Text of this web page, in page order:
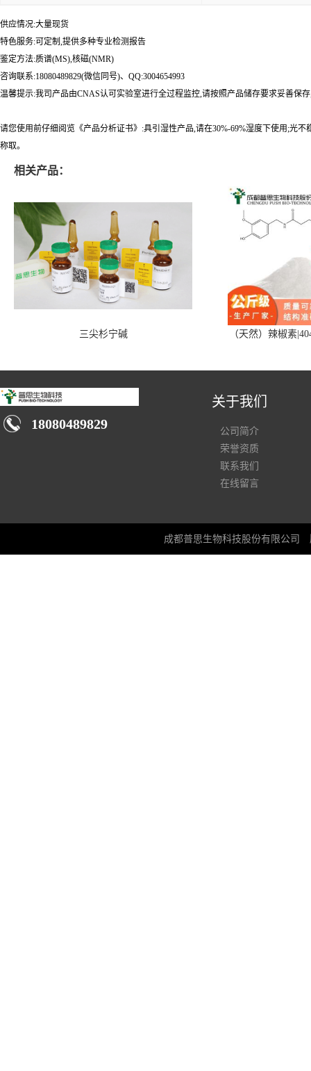
供应情况:大量现货
特色服务:可定制,提供多种专业检测报告
鉴定方法:质谱(MS),核磁(NMR)
咨询联系:18080489829(微信同号)、QQ:3004654993
温馨提示:我司产品由CNAS认可实验室进行全过程监控,请按照产品储存要求妥善保
请您使用前仔细阅览《产品分析证书》:具引湿性产品,请在30%-69%湿度下使用;光
称取。
相关产品：
三尖杉宁碱 （天然）辣椒素
18080489829
关于我们
公司简介
荣誉资质
联系我们
在线留言
成都普思生物科技股份有限公司